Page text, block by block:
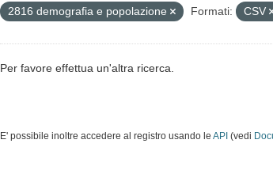
2816 demografia e popolazione
Formati: CSV
Per favore effettua un'altra ricerca.
E' possibile inoltre accedere al registro usando le API (vedi